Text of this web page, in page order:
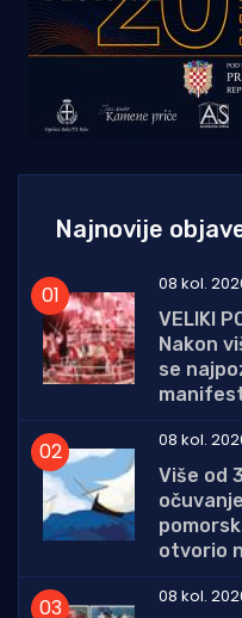
Najnovije
08 kol.
VELIKI
Nakon
se
08 kol.
Više od
otvorio
08 kol.